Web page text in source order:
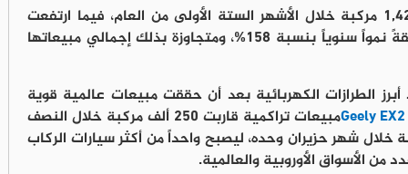
وسجلت جيلي مبيعات عالمية بلغت 1,422,958 مركبة خلال الأشهر الستة الأولى من العام، فيما ارتفعت
مبيعاتها الخارجية إلى 474,228مركبة، محققةً نمواً سنوياً بنسبة 158%، ومتجاوزة بذلك إجمالي مبيعاتها
الطرازات الكهربائية بعد أن حققت مبيعات عالمية قوية
Geely EX2
مبيعات تراكمية قاربت 250 ألف مركبة خلال النصف
من بينها أكثر من 50 ألف مركبة خلال شهر حزيران وحده، ليصبح واحداً من أكثر سيارات الركاب
الأسواق الأوروبية والعالمية.